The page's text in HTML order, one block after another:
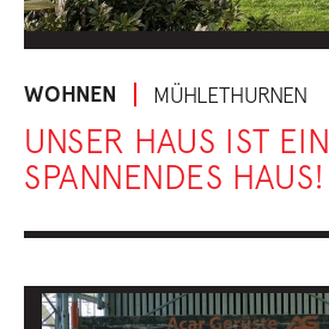
WOHNEN MÜHLETHURNEN
UNSER HAUS IST EIN
SPANNENDES HAUS!